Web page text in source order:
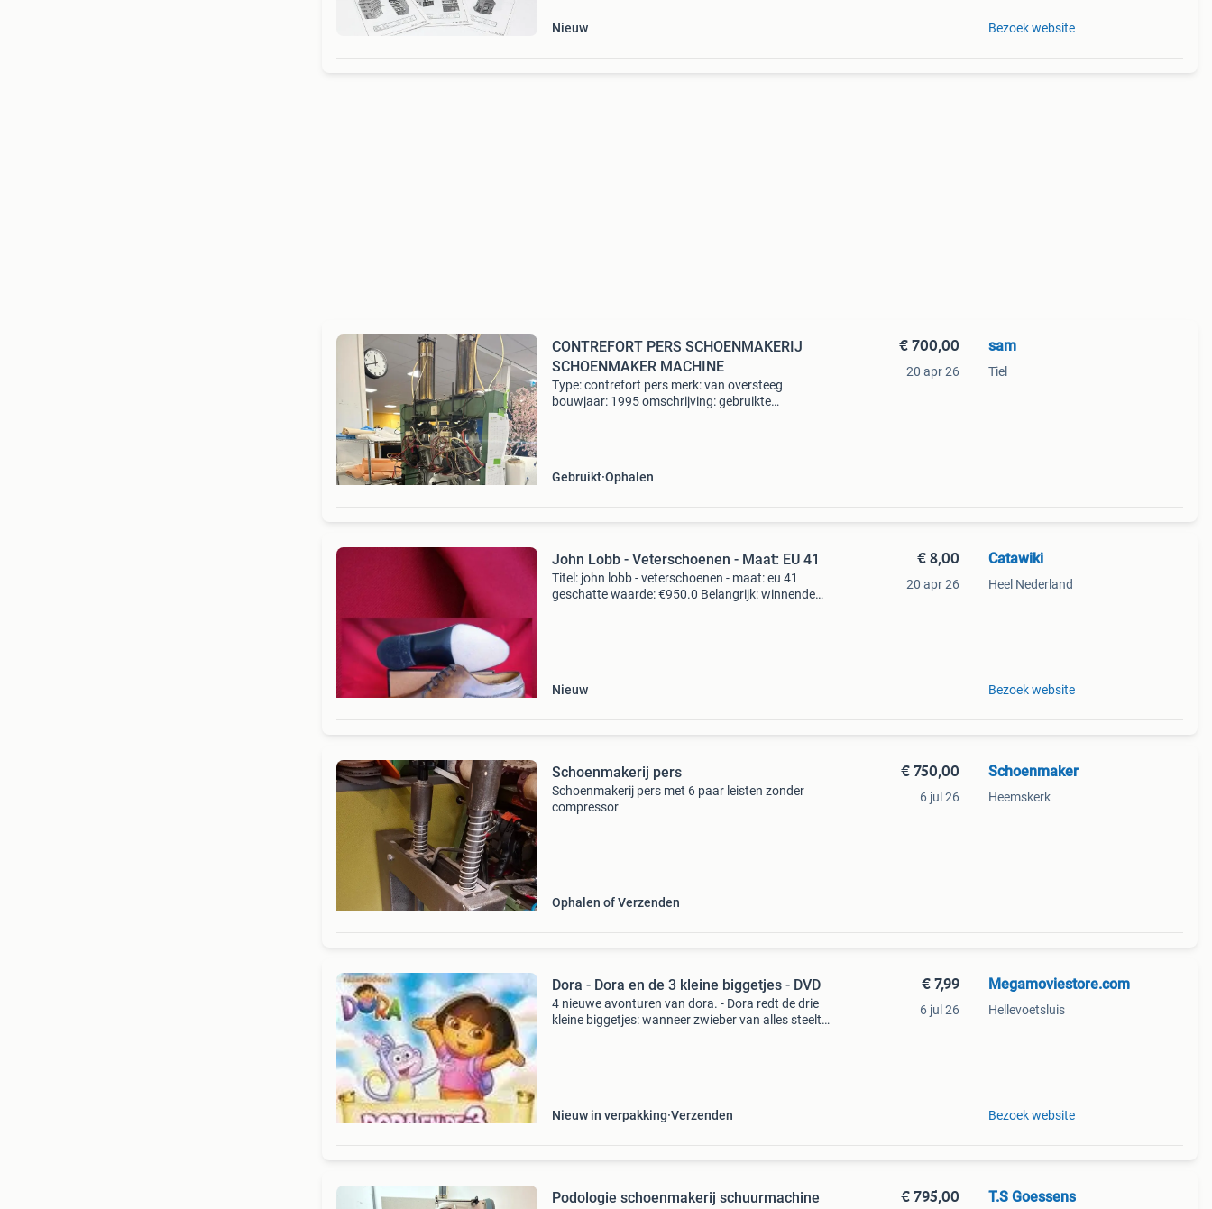
Nieuw
Bezoek website
CONTREFORT PERS SCHOENMAKERIJ
SCHOENMAKER MACHINE
Type: contrefort pers merk: van oversteeg
bouwjaar: 1995 omschrijving: gebruikte
Gebruikt Ophalen
€ 700,00
20 apr 26
sam
Tiel
John Lobb - Veterschoenen - Maat: EU 41
Titel: john lobb - veterschoenen - maat: eu 41
geschatte waarde: €950.0 Belangrijk: winnende
Nieuw
€ 8,00
20 apr 26
Catawiki
Heel Nederland
Bezoek website
Schoenmakerij pers
Schoenmakerij pers met 6 paar leisten zonder
compressor
Ophalen of Verzenden
€ 750,00
6 jul 26
Schoenmaker
Heemskerk
Dora - Dora en de 3 kleine biggetjes - DVD
4 nieuwe avonturen van dora. - Dora redt de drie
kleine biggetjes: wanneer zwieber van alles steelt
Nieuw in verpakking Verzenden
€ 7,99
6 jul 26
Megamoviestore.com
Hellevoetsluis
Bezoek website
Podologie schoenmakerij schuurmachine € 795,00 T.S Goessens